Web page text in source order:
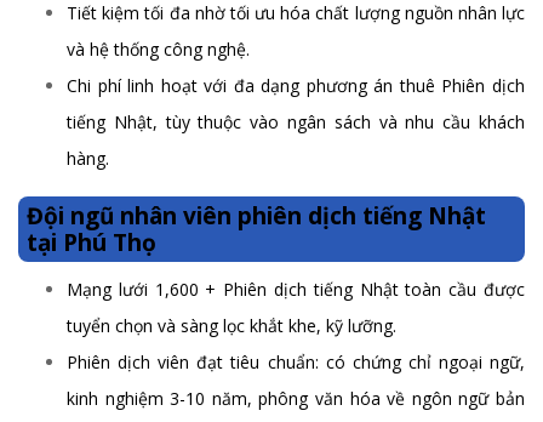
Tiết kiệm tối đa nhờ tối ưu hóa chất lượng nguồn nhân lực
và hệ thống công nghệ.
Chi phí linh hoạt với đa dạng phương án thuê Phiên dịch
tiếng Nhật, tùy thuộc vào ngân sách và nhu cầu khách
hàng.
Đội ngũ nhân viên phiên dịch tiếng Nhật
tại Phú Thọ
Mạng lưới 1,600 + Phiên dịch tiếng Nhật toàn cầu được
tuyển chọn và sàng lọc khắt khe, kỹ lưỡng.
Phiên dịch viên đạt tiêu chuẩn: có chứng chỉ ngoại ngữ,
kinh nghiệm 3-10 năm, phông văn hóa về ngôn ngữ bản